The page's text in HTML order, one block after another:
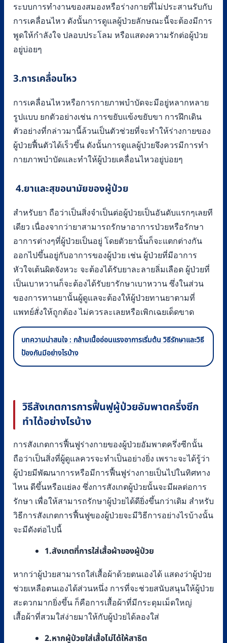
ระบบการทำงานของสมองหรือร่างกายที่ไม่ประสานรับกับ
การเคลื่อนไหว ดังนั้นการดูแลผู้ป่วยลักษณะนี้จะต้องมีการ
พูดให้กำลังใจ ปลอบประโลม หรือแสดงความรักต่อผู้ป่วย
อยู่บ่อยๆ
3.การเคลื่อนไหว
การเคลื่อนไหวหรือการกายภาพบำบัดจะมีอยู่หลากหลาย
รูปแบบ ยกตัวอย่างเช่น การขยับแข้งขยับขา การฝึกเดิน
ตัวอย่างที่กล่าวมานี้ล้วนเป็นตัวช่วยที่จะทำให้ร่างกายของ
ผู้ป่วยฟื้นตัวได้เร็วขึ้น ดังนั้นการดูแลผู้ป่วยจึงควรมีการทำ
กายภาพบำบัดและทำให้ผู้ป่วยเคลื่อนไหวอยู่บ่อยๆ
4.ยาและสุขอนามัยของผู้ป่วย
สำหรับยา ถือว่าเป็นสิ่งจำเป็นต่อผู้ป่วยเป็นอันดับแรกๆเลยที
เดียว เนื่องจากว่ายาสามารถรักษาอาการป่วยหรือรักษา
อาการต่างๆที่ผู้ป่วยเป็นอยู่ โดยตัวยานั้นก็จะแตกต่างกัน
ออกไปขึ้นอยู่กับอาการของผู้ป่วย เช่น ผู้ป่วยที่มีอาการ
หัวใจเต้นผิดจังหวะ จะต้องได้รับยาละลายลิ่มเลือด ผู้ป่วยที่
เป็นเบาหวานก็จะต้องได้รับยารักษาเบาหวาน ซึ่งในส่วน
ของการทานยานั้นผู้ดูแลจะต้องให้ผู้ป่วยทานยาตามที่
แพทย์สั่งให้ถูกต้อง ไม่ควรละเลยหรือเพิกเฉยเด็ดขาด
บทความน่าสนใจ : กล้ามเนื้ออ่อนแรงอาการเริ่มต้น วิธีรักษาและวิธี
ป้องกันมีอย่างไรบ้าง
วิธีสังเกตการการฟื้นฟูผู้ป่วยอัมพาตครึ่งซีก
ทำได้อย่างไรบ้าง
การสังเกตการฟื้นฟูร่างกายของผู้ป่วยอัมพาตครึ่งซีกนั้น
ถือว่าเป็นสิ่งที่ผู้ดูแลควรจะทำเป็นอย่างยิ่ง เพราะจะได้รู้ว่า
ผู้ป่วยมีพัฒนาการหรือมีการฟื้นฟูร่างกายเป็นไปในทิศทาง
ไหน ดีขึ้นหรือแย่ลง ซึ่งการสังเกตผู้ป่วยนั้นจะมีผลต่อการ
รักษา เพื่อให้สามารถรักษาผู้ป่วยได้ดียิ่งขึ้นกว่าเดิม สำหรับ
วิธีการสังเกตการฟื้นฟูของผู้ป่วยจะมีวิธีการอย่างไรบ้างนั้น
จะมีดังต่อไปนี้
1.สังเกตที่การใส่เสื้อผ้าของผู้ป่วย
หากว่าผู้ป่วยสามารถใส่เสื้อผ้าด้วยตนเองได้ แสดงว่าผู้ป่วย
ช่วยเหลือตนเองได้ส่วนหนึ่ง การที่จะช่วยสนับสนุนให้ผู้ป่วย
สะดวกมากยิ่งขึ้น ก็คือการเสื้อผ้าที่มีกระดุมเม็ดใหญ่
เสื้อผ้าที่สวมใส่ง่ายมาให้กับผู้ป่วยได้ลองใส่
2.หากผู้ป่วยใส่เสื้อไม่ได้ให้สาธิต